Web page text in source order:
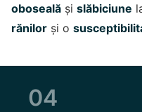
oboseală și slăbiciune
rănilor și o
04